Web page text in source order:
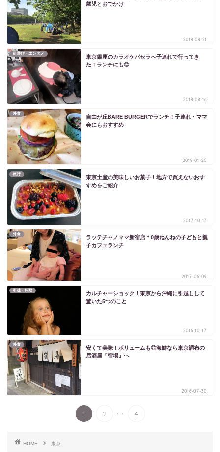
歳児とおでかけ
2018-08-21
街遊び・エンタメ
東京銀座のカラオケパセラへ子連れで行ってき
た！ランチにも◎
2018-08-16
外食
自由が丘BARE BURGERでランチ！子連れ・ママ
会にもおすすめ
2018-01-25
旅行
東京土産の美味しいお菓子！地方で買えないおす
すめをご紹介
2017-10-13
外食
ラッテチャノママ新宿店＊0歳ねんねの子どもと親
子カフェランチ
2017-06-09
引越・転勤
カルチャーショック！東京から沖縄に引越しして
驚いた5つのこと
2016-10-17
外食
安くて美味！ボリュームも◎海鮮なら東京調布の
居酒屋「宿場」へ
2016-07-30
1 2 ... 4
HOME 東京